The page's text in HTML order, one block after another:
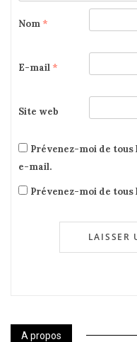
Nom *
E-mail *
Site web
Prévenez-moi de
e-mail.
Prévenez-moi de
A propos